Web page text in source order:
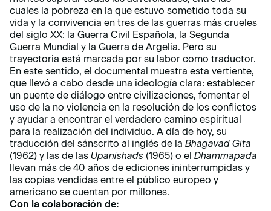
cuales la pobreza en la que estuvo sometido toda su
vida y la convivencia en tres de las guerras más crueles
del siglo XX: la Guerra Civil Española, la Segunda
Guerra Mundial y la Guerra de Argelia. Pero su
trayectoria está marcada por su labor como traductor.
En este sentido, el documental muestra esta vertiente,
que llevó a cabo desde una ideología clara: establecer
un puente de diálogo entre civilizaciones, fomentar el
uso de la no violencia en la resolución de los conflictos
y ayudar a encontrar el verdadero camino espiritual
para la realización del individuo. A día de hoy, su
traducción del sánscrito al inglés de la Bhagavad Gita
(1962) y las de las Upanishads (1965) o el Dhammapada
llevan más de 40 años de ediciones ininterrumpidas y
las copias vendidas entre el público europeo y
americano se cuentan por millones.
Con la colaboración de: